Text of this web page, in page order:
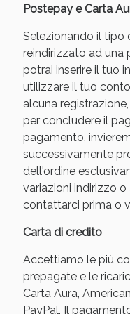
Postepay e Carta
Selezionando il tipo
reindirizzato ad una
potrai inserire il tuo
utilizzare il tuo
alcuna
per concludere il
pagamento,
successivamente
dell'ordine
variazioni indirizzo
contattarci prima o
Carta di credito
Accettiamo le più
prepagate e le
Carta Aura,
PayPal. Il